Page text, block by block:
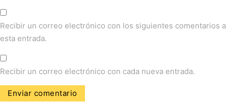
Recibir un correo electrónico con los siguientes comentarios a
esta entrada.
Recibir un correo electrónico con cada nueva entrada.